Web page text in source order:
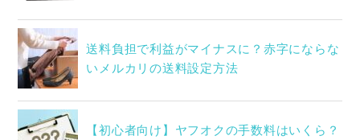
送料負担で利益がマイナスに？赤字にならな
いメルカリの送料設定方法
【初心者向け】ヤフオクの手数料はいくら？